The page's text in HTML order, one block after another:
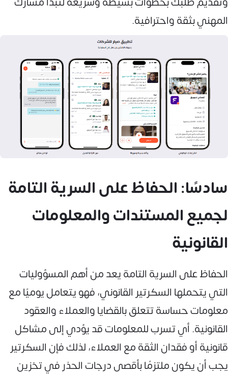
المهني بثقة واحترافية.
سادسًا: الحفاظ على السرية التامة
لجميع المستندات والمعلومات
القانونية
الحفاظ على السرية التامة يعد من أهم المسؤوليات
التي يتحملها السكرتير القانوني، فهو يتعامل يوميًا مع
معلومات حساسة تتعلق بالقضايا والعملاء والعقود
القانونية. أي تسرب للمعلومات قد يؤدي إلى مشاكل
قانونية أو فقدان الثقة مع العملاء، لذلك فإن السكرتير
يجب أن يكون ملتزمًا بأقصى درجات الحذر في تخزين